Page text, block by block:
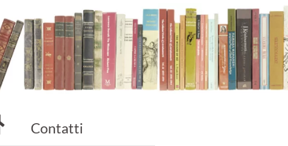
Contatti